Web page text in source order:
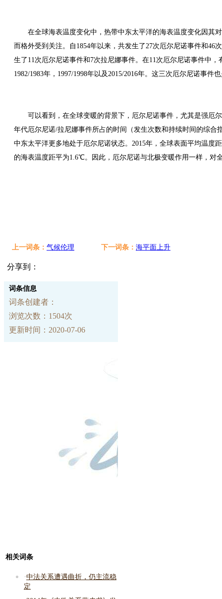
在全球海表温度变化中，热带中东太平洋的海表温度变化因其
而格外受到关注。自1854年以来，共发生了27次厄尔尼诺事件和46
生了11次厄尔尼诺事件和7次拉尼娜事件。在11次厄尔尼诺事件中
1982/1983年，1997/1998年以及2015/2016年。这三次厄尔尼诺事件
可以看到，在全球变暖的背景下，厄尔尼诺事件，尤其是强厄
年代厄尔尼诺/拉尼娜事件所占的时间（发生次数和持续时间的综合
中东太平洋更多地处于厄尔尼诺状态。2015年，全球表面平均温度
的海表温度距平为1.6℃。因此，厄尔尼诺与北极变暖作用一样，对
上一词条： 气候伦理 下一词条： 海平面上升
分享到：
词条信息
词条创建者：
浏览次数：1504次
更新时间：2020-07-06
相关词条
·中法关系遭遇曲折，仍主流稳
定